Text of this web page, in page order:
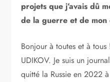
projets que j’avais dû
de la guerre et de
Bonjour à toutes et à tous
UDIKOV. Je suis un
quitté la Russie en 2022